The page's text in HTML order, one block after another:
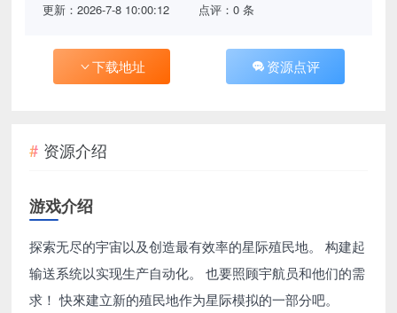
更新：2026-7-8 10:00:12 点评：0 条
下载地址 资源点评
资源介绍
游戏介绍
探索无尽的宇宙以及创造最有效率的星际殖民地。 构建起
输送系统以实现生产自动化。 也要照顾宇航员和他们的需
求！ 快來建立新的殖民地作为星际模拟的一部分吧。